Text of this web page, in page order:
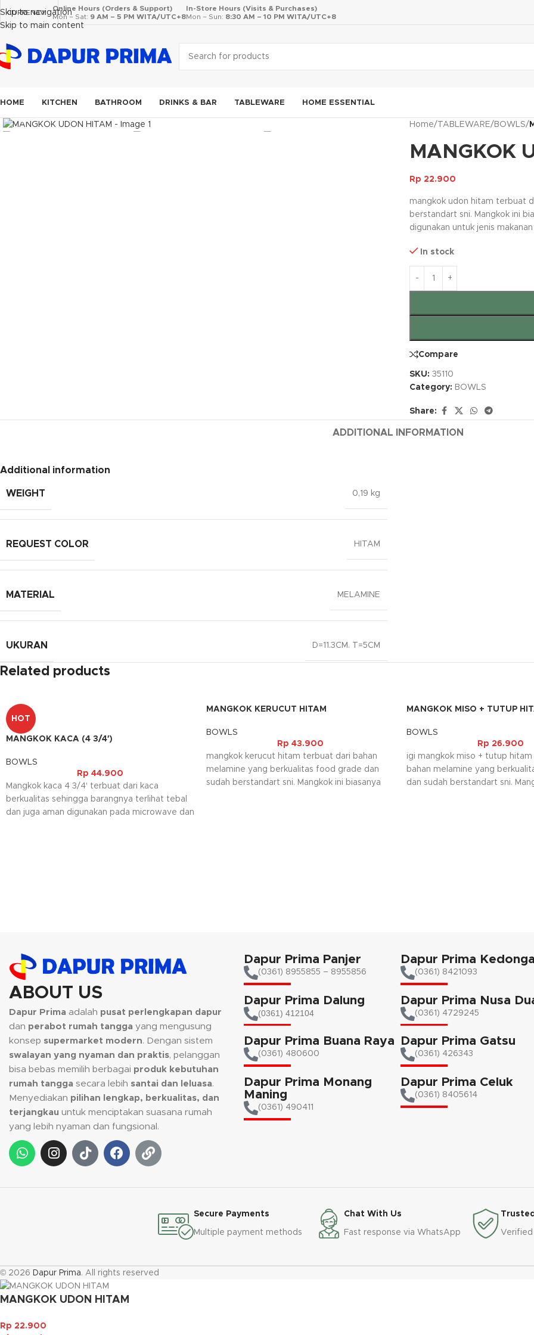
Skip to navigation
Skip to main content
CURRENCY
Online Hours (Orders & Support)
Mon – Sat: 9 AM – 5 PM WITA/UTC+8
In-Store Hours (Visits & Purchases)
Mon – Sun: 8:30 AM – 10 PM WITA/UTC+8
HOME KITCHEN BATHROOM DRINKS & BAR TABLEWARE HOME ESSENTIAL
Click to enlarge
Home/ TABLEWARE/ BOWLS/
MANGKOK
Rp 22.900
mangkok udon hitam terbuat
berstandart sni. Mangkok ini
digunakan untuk jenis
In stock
Compare
SKU: 35110
Category: BOWLS
Share:
ADDITIONAL INFORMATION
Additional information
WEIGHT 0,19 kg
REQUEST COLOR HITAM
MATERIAL MELAMINE
UKURAN D=11.3CM. T=5CM
Related products
HOT
MANGKOK KACA (4 3/4′)
BOWLS
Rp 44.900
Mangkok kaca 4 3/4' terbuat dari kaca
berkualitas sehingga barangnya terlihat tebal
dan juga aman digunakan pada microwave dan
MANGKOK KERUCUT HITAM
BOWLS
Rp 43.900
mangkok kerucut hitam terbuat dari bahan
melamine yang berkualitas food grade dan
sudah berstandart sni. Mangkok ini biasanya
MANGKOK MISO + TUTUP
BOWLS
Rp 26.900
igi mangkok miso + tutup
bahan melamine yang
dan sudah berstandart sni.
ABOUT US
Dapur Prima adalah pusat perlengkapan dapur
dan perabot rumah tangga yang mengusung
konsep supermarket modern. Dengan sistem
swalayan yang nyaman dan praktis, pelanggan
bisa bebas memilih berbagai produk kebutuhan
rumah tangga secara lebih santai dan leluasa.
Menyediakan pilihan lengkap, berkualitas, dan
terjangkau untuk menciptakan suasana rumah
yang lebih nyaman dan fungsional.
Dapur Prima Panjer
(0361) 8955855 – 8955856​
Dapur Prima Dalung
(0361) 412104
Dapur Prima Buana Raya
(0361) 480600
Dapur Prima Monang
Maning
(0361) 490411​
Dapur Prima
(0361) 8421093
Dapur Prima Nusa
(0361) 4729245
Dapur Prima Gatsu
(0361) 426343
Dapur Prima Celuk
(0361) 8405614
Secure Payments
Multiple payment methods
Chat With Us
Fast response via WhatsApp
© 2026 Dapur Prima. All rights reserved
MANGKOK UDON HITAM
Rp 22.900